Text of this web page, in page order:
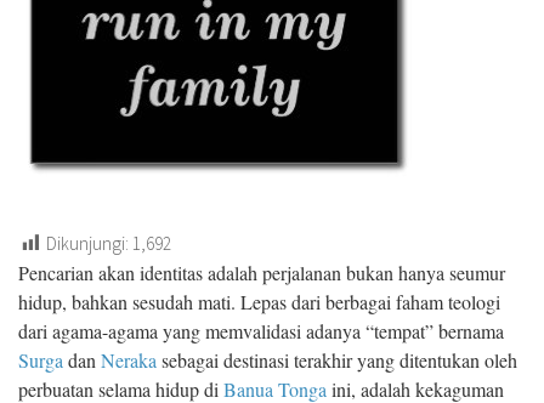
Dikunjungi: 1,692
Pencarian akan identitas adalah perjalanan bukan hanya seumur
hidup, bahkan sesudah mati. Lepas dari berbagai faham teologi
dari agama-agama yang memvalidasi adanya “tempat” bernama
Surga dan Neraka sebagai destinasi terakhir yang ditentukan oleh
perbuatan selama hidup di Banua Tonga ini, adalah kekaguman